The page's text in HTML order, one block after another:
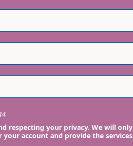
respecting your privacy. We will
account and provide the services